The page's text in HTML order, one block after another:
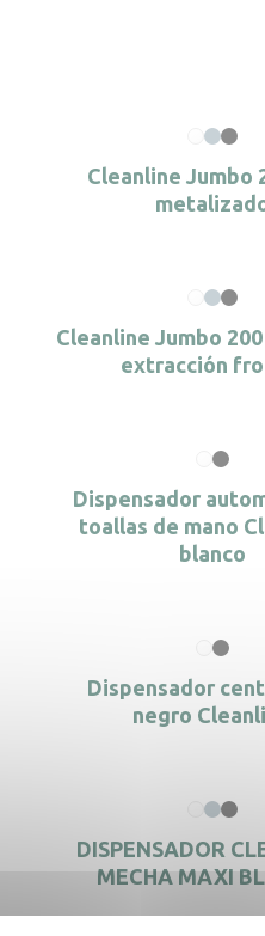
Cleanline Jumbo
Cleanline Jumbo
extracción
Dispensador
toallas de mano
blanco
Dispensador
negro
DISPENSADOR
MECHA MAXI